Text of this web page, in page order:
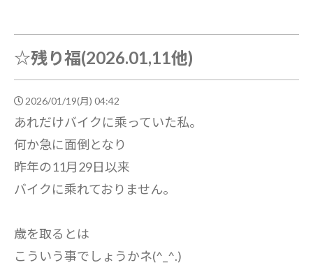
☆残り福(2026.01,11他)
2026/01/19(月) 04:42
あれだけバイクに乘っていた私。
何か急に面倒となり
昨年の11月29日以来
バイクに乘れておりません。
歳を取るとは
こういう事でしょうかネ(^_^.)